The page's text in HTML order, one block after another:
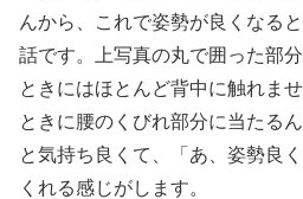
んから、これで姿勢が良くなる
話です。上写真の丸で囲った部
ときにはほとんど背中に触れま
ときに腰のくびれ部分に当たる
と気持ち良くて、「あ、姿勢良
くれる感じがします。